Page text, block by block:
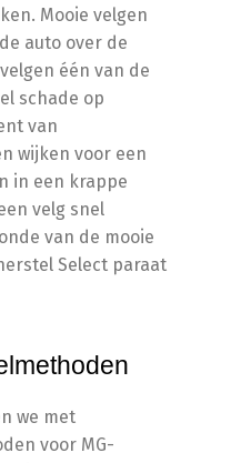
Mooie velgen
auto over de
één van de
schade op
van
wijken voor een
in een krappe
velg snel
van de mooie
Select paraat
we met
voor MG-